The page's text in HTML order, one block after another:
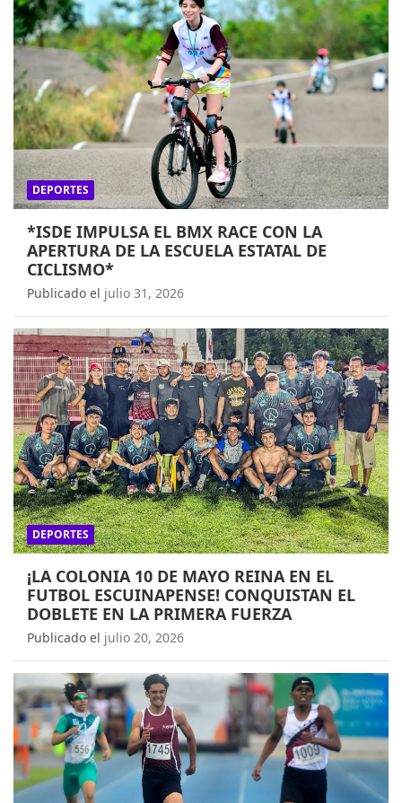
DEPORTES
*ISDE IMPULSA EL BMX RACE CON LA
APERTURA DE LA ESCUELA ESTATAL DE
CICLISMO*
Publicado el julio 31, 2026
DEPORTES
¡LA COLONIA 10 DE MAYO REINA EN EL
FUTBOL ESCUINAPENSE! CONQUISTAN EL
DOBLETE EN LA PRIMERA FUERZA
Publicado el julio 20, 2026